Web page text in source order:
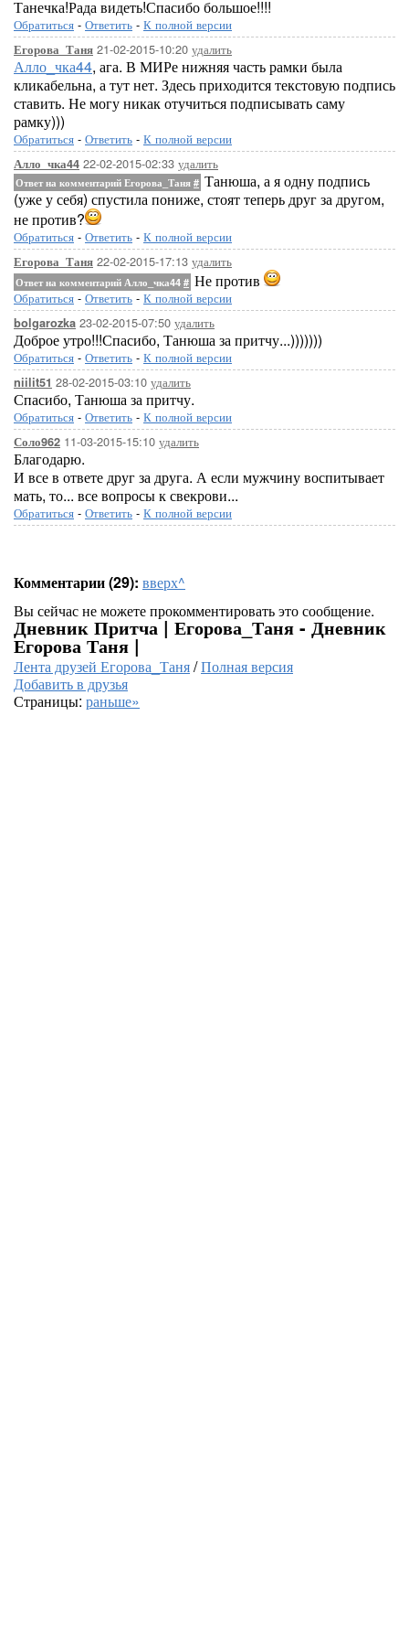
Танечка!Рада видеть!Спасибо большое!!!!
Обратиться - Ответить - К полной версии
Егорова_Таня 21-02-2015-10:20 удалить
Алло_чка44, ага. В МИРе нижняя часть рамки была
кликабельна, а тут нет. Здесь приходится текстовую подпись
ставить. Не могу никак отучиться подписывать саму
рамку)))
Обратиться - Ответить - К полной версии
Алло_чка44 22-02-2015-02:33 удалить
Ответ на комментарий Егорова_Таня # Танюша, а я одну подпись
(уже у себя) спустила пониже, стоят теперь друг за другом,
не против?
Обратиться - Ответить - К полной версии
Егорова_Таня 22-02-2015-17:13 удалить
Ответ на комментарий Алло_чка44 # Не против
Обратиться - Ответить - К полной версии
bolgarozka 23-02-2015-07:50 удалить
Доброе утро!!!Спасибо, Танюша за притчу...)))))))
Обратиться - Ответить - К полной версии
niilit51 28-02-2015-03:10 удалить
Спасибо, Танюша за притчу.
Обратиться - Ответить - К полной версии
Соло962 11-03-2015-15:10 удалить
Благодарю.
И все в ответе друг за друга. А если мужчину воспитывает
мать, то... все вопросы к свекрови...
Обратиться - Ответить - К полной версии
Комментарии (29): вверх^
Вы сейчас не можете прокомментировать это сообщение.
Дневник Притча | Егорова_Таня - Дневник
Егорова Таня |
Лента друзей Егорова_Таня/Полная версия
Добавить в друзья
Страницы: раньше»